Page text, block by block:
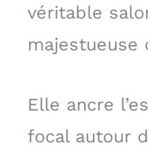
véritable
majestueuse
Elle ancre
focal autour